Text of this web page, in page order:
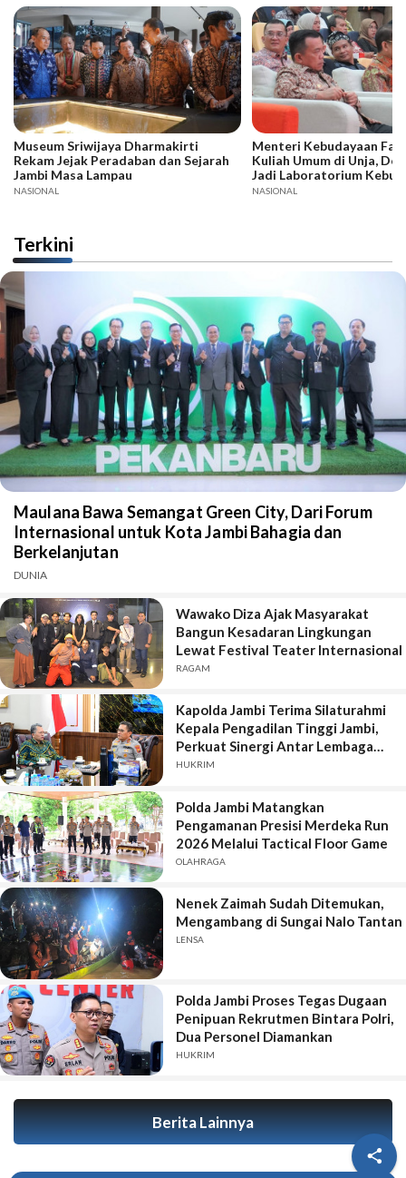

Museum Sriwijaya Dharmakirti
Rekam Jejak Peradaban dan Sejarah
Jambi Masa Lampau
NASIONAL
Menteri Kebudayaan
Kuliah Umum di Unja,
Jadi Laboratorium
NASIONAL
Terkini
Maulana Bawa Semangat Green City, Dari Forum
Internasional untuk Kota Jambi Bahagia dan
Berkelanjutan
DUNIA
Wawako Diza Ajak Masyarakat
Bangun Kesadaran Lingkungan
Lewat Festival Teater Internasional
RAGAM
Kapolda Jambi Terima Silaturahmi
Kepala Pengadilan Tinggi Jambi,
Perkuat Sinergi Antar Lembaga
Penegak Hukum
HUKRIM
Polda Jambi Matangkan
Pengamanan Presisi Merdeka Run
2026 Melalui Tactical Floor Game
OLAHRAGA
Nenek Zaimah Sudah Ditemukan,
Mengambang di Sungai Nalo Tantan
LENSA
Polda Jambi Proses Tegas Dugaan
Penipuan Rekrutmen Bintara Polri,
Dua Personel Diamankan
HUKRIM
Berita Lainnya